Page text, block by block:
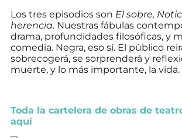
Los tres episodios son El sobre,
herencia. Nuestras fábulas
drama, profundidades filosóficas, y
comedia. Negra, eso sí. El público
sobrecogerá, se sorprenderá y
muerte, y lo más importante, la vida.
Toda la cartelera de obras de
aquí